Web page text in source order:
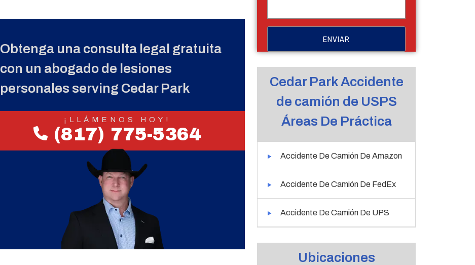
Obtenga una consulta legal gratuita
con un abogado de lesiones
personales serving Cedar Park
¡LLÁMENOS HOY!
(817) 775-5364
Cedar Park Accidente
de camión de USPS
Áreas De Práctica
Accidente De Camión De Amazon
Accidente De Camión De FedEx
Accidente De Camión De UPS
Ubicaciones